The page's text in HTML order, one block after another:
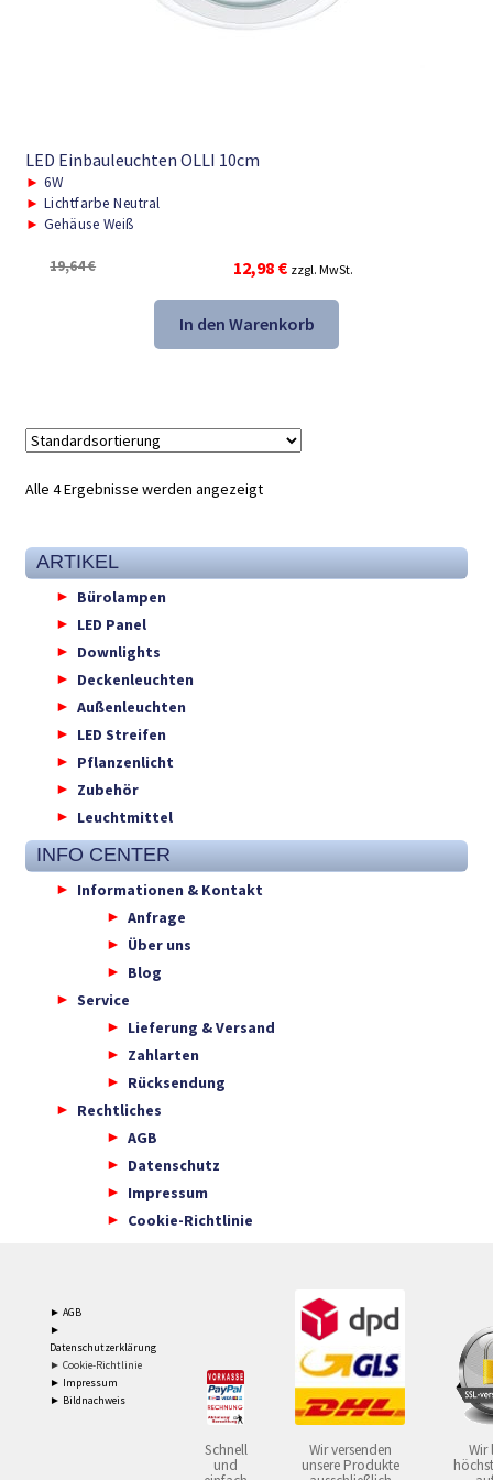
LED Einbauleuchten OLLI 10cm
► 6W
► Lichtfarbe Neutral
► Gehäuse Weiß
19,64€
Ursprünglicher
Preis
war:
19,64 €
12,98 €Aktueller
Preis
ist:
12,98 €.
zzgl. MwSt.
In den Warenkorb
Alle 4 Ergebnisse werden angezeigt
ARTIKEL
Bürolampen
LED Panel
Downlights
Deckenleuchten
Außenleuchten
LED Streifen
Pflanzenlicht
Zubehör
Leuchtmittel
INFO CENTER
Informationen & Kontakt
Anfrage
Über uns
Blog
Service
Lieferung & Versand
Zahlarten
Rücksendung
Rechtliches
AGB
Datenschutz
Impressum
Cookie-Richtlinie
► AGB
►
Datenschutzerklärung
► Cookie-Richtlinie
► Impressum
► Bildnachweis
Schnell
und
Wir versenden
unsere Produkte
Wir